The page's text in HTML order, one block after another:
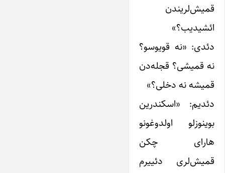
قمیش‌لریندن
ائشیدیب؟»
دئدی: «نه قویوسو؟
نه قمیشی؟ قجله‌دن
قمیشه نه دخلی؟»
دئدیم: «اسکندرین
بوینوزلو اولدوغونو
هارای چکن
قمیش‌لری دئییرم